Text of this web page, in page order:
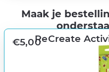
Maak je
ReCreate
€5,00